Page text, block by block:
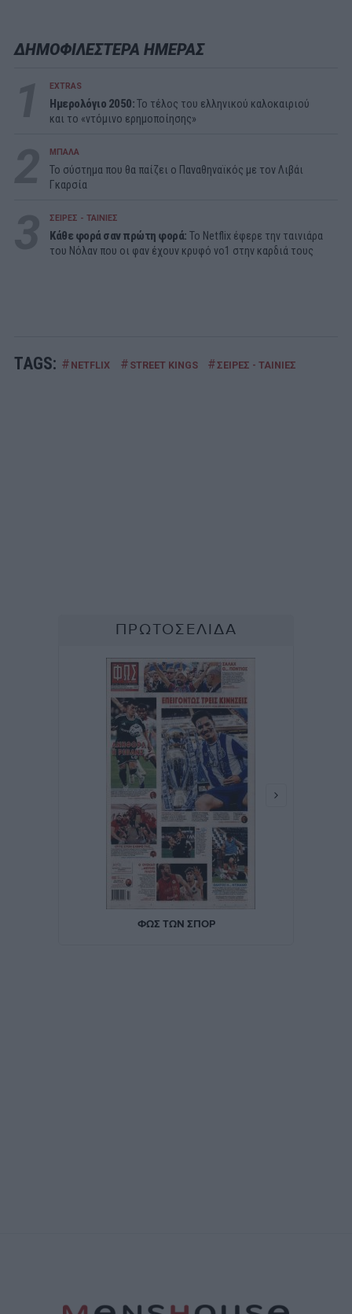
ΔΗΜΟΦΙΛΕΣΤΕΡΑ ΗΜΕΡΑΣ
EXTRAS
Ημερολόγιο 2050:To τέλος του ελληνικού καλοκαιριού
και το «ντόμινο ερημοποίησης»
ΜΠΑΛΑ
Το σύστημα που θα παίζει ο Παναθηναϊκός με τον Λιβάι
Γκαρσία
ΣΕΙΡΕΣ - ΤΑΙΝΙΕΣ
Κάθε φορά σαν πρώτη φορά: Το Netflix έφερε την ταινιάρα
του Νόλαν που οι φαν έχουν κρυφό νο1 στην καρδιά τους
TAGS: # NETFLIX # STREET KINGS #ΣΕΙΡΕΣ - ΤΑΙΝΙΕΣ